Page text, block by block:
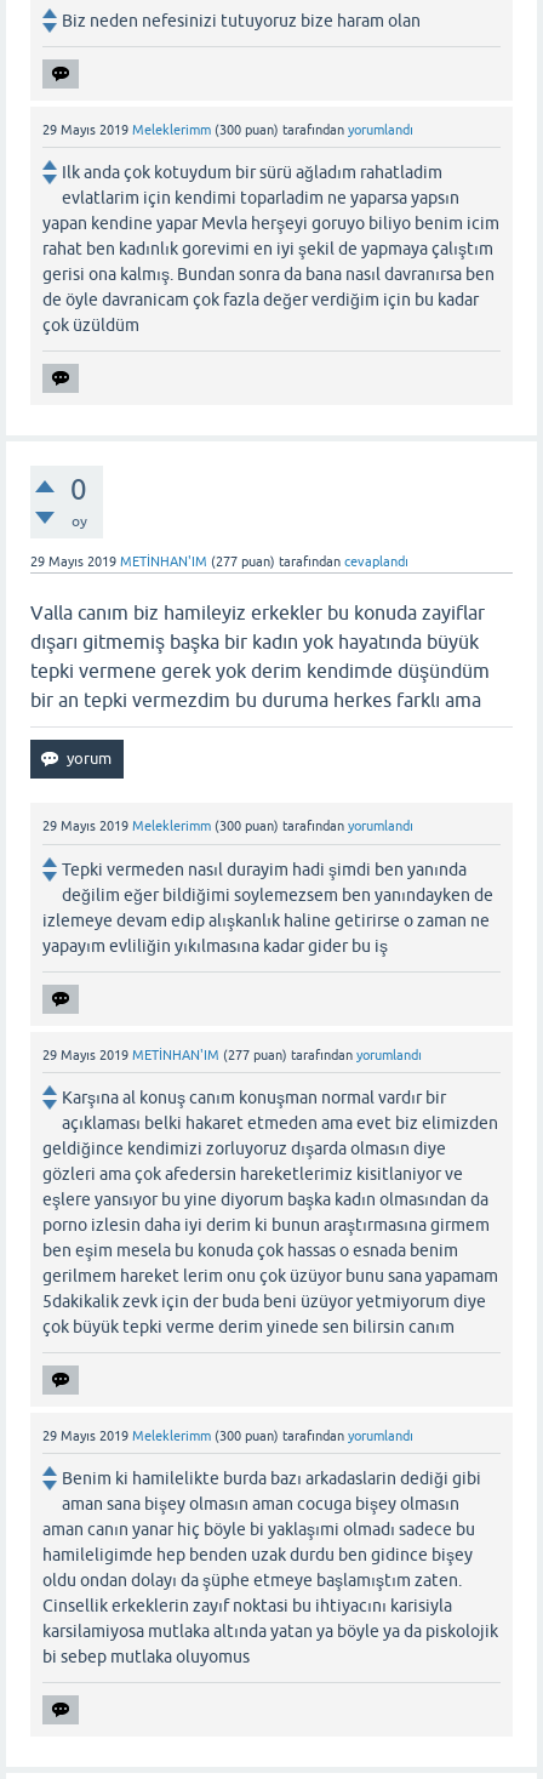
Biz neden nefesinizi tutuyoruz bize haram olan
29 Mayıs 2019 Meleklerimm (300 puan) tarafından yorumlandı
Ilk anda çok kotuydum bir sürü ağladım rahatladim
evlatlarim için kendimi toparladim ne yaparsa yapsın
yapan kendine yapar Mevla herşeyi goruyo biliyo benim icim
rahat ben kadınlık gorevimi en iyi şekil de yapmaya çalıştım
gerisi ona kalmış. Bundan sonra da bana nasıl davranırsa ben
de öyle davranicam çok fazla değer verdiğim için bu kadar
çok üzüldüm
0
oy
29 Mayıs 2019 METİNHAN'IM (277 puan) tarafından cevaplandı
Valla canım biz hamileyiz erkekler bu konuda zayiflar
dışarı gitmemiş başka bir kadın yok hayatında büyük
tepki vermene gerek yok derim kendimde düşündüm
bir an tepki vermezdim bu duruma herkes farklı ama
29 Mayıs 2019 Meleklerimm (300 puan) tarafından yorumlandı
Tepki vermeden nasıl durayim hadi şimdi ben yanında
değilim eğer bildiğimi soylemezsem ben yanındayken de
izlemeye devam edip alışkanlık haline getirirse o zaman ne
yapayım evliliğin yıkılmasına kadar gider bu iş
29 Mayıs 2019 METİNHAN'IM (277 puan) tarafından yorumlandı
Karşına al konuş canım konuşman normal vardır bir
açıklaması belki hakaret etmeden ama evet biz elimizden
geldiğince kendimizi zorluyoruz dışarda olmasın diye
gözleri ama çok afedersin hareketlerimiz kisitlaniyor ve
eşlere yansıyor bu yine diyorum başka kadın olmasından da
porno izlesin daha iyi derim ki bunun araştırmasına girmem
ben eşim mesela bu konuda çok hassas o esnada benim
gerilmem hareket lerim onu çok üzüyor bunu sana yapamam
5dakikalik zevk için der buda beni üzüyor yetmiyorum diye
çok büyük tepki verme derim yinede sen bilirsin canım
29 Mayıs 2019 Meleklerimm (300 puan) tarafından yorumlandı
Benim ki hamilelikte burda bazı arkadaslarin dediği gibi
aman sana bişey olmasın aman cocuga bişey olmasın
aman canın yanar hiç böyle bi yaklaşımi olmadı sadece bu
hamileligimde hep benden uzak durdu ben gidince bişey
oldu ondan dolayı da şüphe etmeye başlamıştım zaten.
Cinsellik erkeklerin zayıf noktasi bu ihtiyacını karisiyla
karsilamiyosa mutlaka altında yatan ya böyle ya da piskolojik
bi sebep mutlaka oluyomus